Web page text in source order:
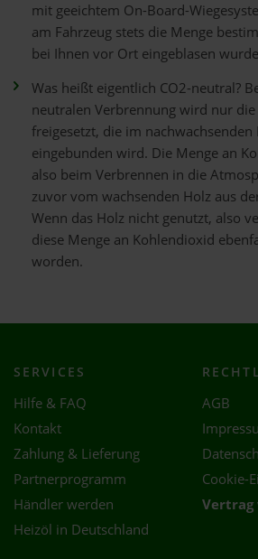
mit geeichtem On-Board-
am Fahrzeug stets die Menge
bei Ihnen vor Ort eingeblasen
Was heißt eigentlich CO2-neutral?
neutralen Verbrennung wird nur die
freigesetzt, die im
eingebunden wird. Die Menge an
also beim Verbrennen in die
zuvor vom wachsenden Holz aus
Wenn das Holz nicht genutzt, also
diese Menge an Kohlendioxid
worden.
SERVICES
Hilfe & FAQ
Kontakt
Zahlung & Lieferung
Partnerprogramm
Händler werden
Heizöl in Deutschland
AGB
Cookie-